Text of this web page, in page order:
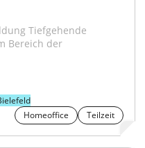
Tiefgehende
Homeoffice
Teilzeit